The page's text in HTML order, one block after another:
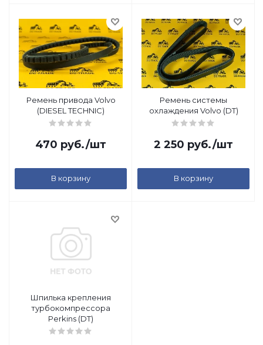
Ремень привода Volvo
(DIESEL TECHNIC)
470 руб./шт
В корзину
Ремень системы
охлаждения Volvo (DT)
2 250 руб./шт
В корзину
Шпилька крепления
турбокомпрессора
Perkins (DT)